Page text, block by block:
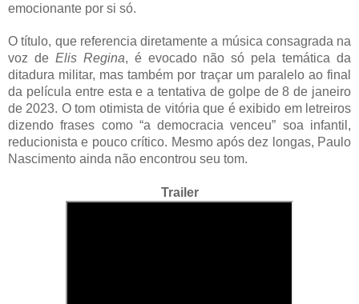
emocionante por si só.
O título, que referencia diretamente a música consagrada na
voz de Elis Regina, é evocado não só pela temática da
ditadura militar, mas também por traçar um paralelo ao final
da película entre esta e a tentativa de golpe de 8 de janeiro
de 2023. O tom otimista de vitória que é exibido em letreiros
dizendo frases como “a democracia venceu” soa infantil,
reducionista e pouco crítico. Mesmo após dez longas, Paulo
Nascimento ainda não encontrou seu tom.
Trailer